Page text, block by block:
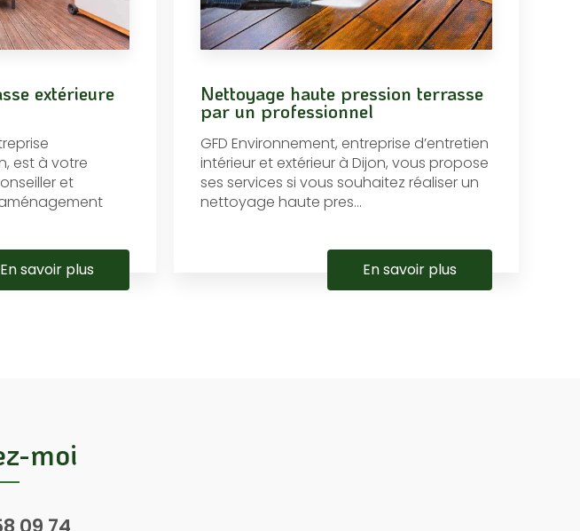
extérieure
est à votre
et
En savoir plus
Nettoyage haute pression terrasse
par un professionnel
GFD Environnement, entreprise d’entretien
intérieur et extérieur à Dijon, vous propose
ses services si vous souhaitez réaliser un
nettoyage haute pres...
En savoir plus
moi